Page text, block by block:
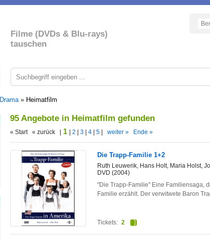
Filme (DVDs & Blu-rays)
tauschen
Drama» Heimatfilm
95 Angebote in Heimatfilm gefunden
« Start « zurück | 1 2 3 4 5 weiter » Ende »
Die Trapp-Familie 1+2
Ruth Leuwerik, Hans Holt, Maria Holst,
DVD (2004)
"Die Trapp-Familie" Eine Familiensaga,
Familie erzählt. Der verwitwete Baron
Tickets: 2